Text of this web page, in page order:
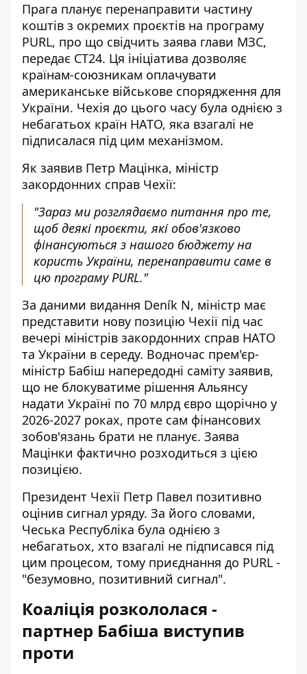
Прага планує перенаправити частину
коштів з окремих проєктів на програму
PURL, про що свідчить заява глави МЗС,
передає CT24. Ця ініціатива дозволяє
країнам-союзникам оплачувати
американське військове спорядження для
України. Чехія до цього часу була однією з
небагатьох країн НАТО, яка взагалі не
підписалася під цим механізмом.
Як заявив Петр Мацінка, міністр
закордонних справ Чехії:
"Зараз ми розглядаємо питання про те,
щоб деякі проєкти, які обов'язково
фінансуються з нашого бюджету на
користь України, перенаправити саме в
цю програму PURL."
За даними видання Deník N, міністр має
представити нову позицію Чехії під час
вечері міністрів закордонних справ НАТО
та України в середу. Водночас прем'єр-
міністр Бабіш напередодні саміту заявив,
що не блокуватиме рішення Альянсу
надати Україні по 70 млрд євро щорічно у
2026-2027 роках, проте сам фінансових
зобов'язань брати не планує. Заява
Мацінки фактично розходиться з цією
позицією.
Президент Чехії Петр Павел позитивно
оцінив сигнал уряду. За його словами,
Чеська Республіка була однією з
небагатьох, хто взагалі не підписався під
цим процесом, тому приєднання до PURL -
"безумовно, позитивний сигнал".
Коаліція розкололася -
партнер Бабіша виступив
проти